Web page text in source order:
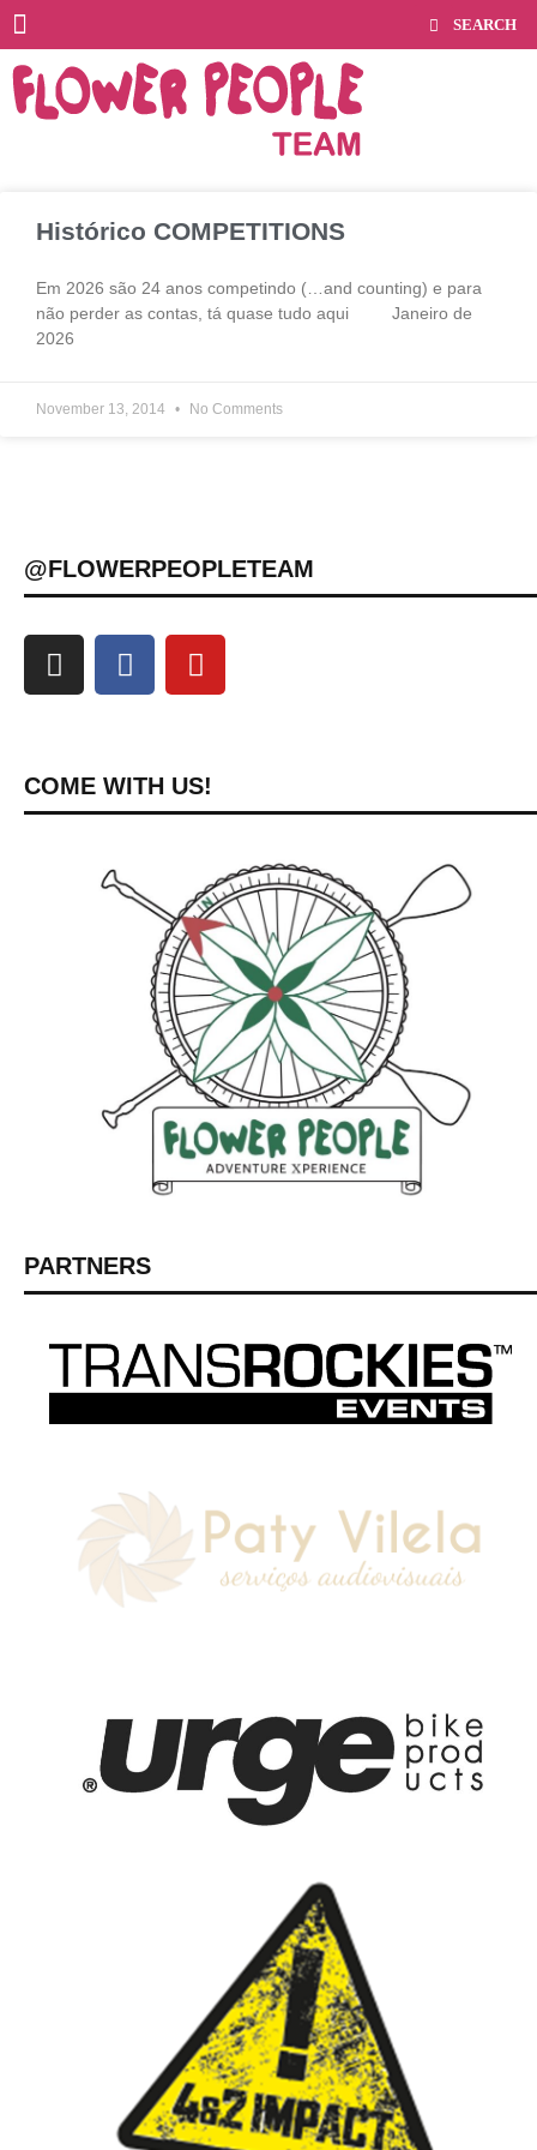
Histórico COMPETITIONS
Em 2026 são 24 anos competindo (…and counting) e para
não perder as contas, tá quase tudo aqui Janeiro de
2026
November 13, 2014 No Comments
@FLOWERPEOPLETEAM
COME WITH US!
PARTNERS